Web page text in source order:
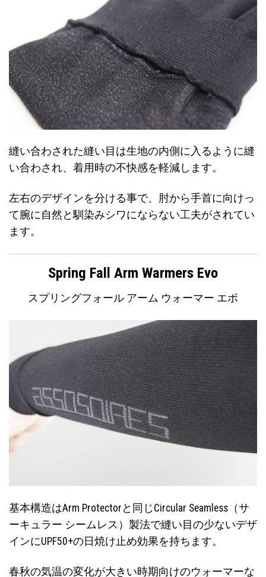
縫い合わされた縫い目は生地の内側に入るように縫
い合わされ、着用時の不快感を軽減します。
左右のデザインを分ける事で、肘から手首に向けっ
て腕に自然と馴染みシワにならない工夫がされてい
ます。
Spring Fall Arm Warmers Evo
スプリングフォール アーム ウォーマー エボ
基本構造はArm Protectorと同じCircular Seamless（サ
ーキュラー シームレス）製法で縫い目の少ないデザ
インにUPF50+の日焼け止め効果を持ちます。
春秋の気温の変化が大きい時期向けのウォーマーな